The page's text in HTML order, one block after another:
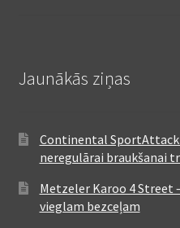
Jaunākās ziņas
Continental SportAttack
neregulārai braukšanai
Metzeler Karoo 4 Street
vieglam bezceļam